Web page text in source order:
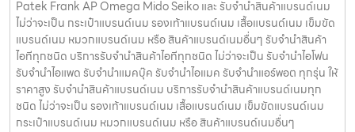
Patek Frank AP Omega Mido Seiko และ รับจำนำสินค้าแบรนด์เนม
ไม่ว่าจะเป็น กระเป๋าแบรนด์เนม รองเท้าแบรนด์เนม เสื้อแบรนด์เนม เข็มขัด
แบรนด์เนม หมวกแบรนด์เนม หรือ สินค้าแบรนด์เนมอื่นๆ รับจำนำสินค้า
ไอทีทุกชนิด บริการรับจำนำสินค้าไอทีทุกชนิด ไม่ว่าจะเป็น รับจำนำไอโฟน
รับจำนำไอแพด รับจำนำแมคบุ๊ค รับจำนำไอแมค รับจำนำแอร์พอต ทุกรุ่น ให้
ราคาสูง รับจำนำสินค้าแบรนด์เนม บริการรับจำนำสินค้าแบรนด์เนมทุก
ชนิด ไม่ว่าจะเป็น รองเท้าแบรนด์เนม เสื้อแบรนด์เนม เข็มขัดแบรนด์เนม
กระเป๋าแบรนด์เนม หมวกแบรนด์เนม หรือ สินค้าแบรนด์เนมอื่นๆ